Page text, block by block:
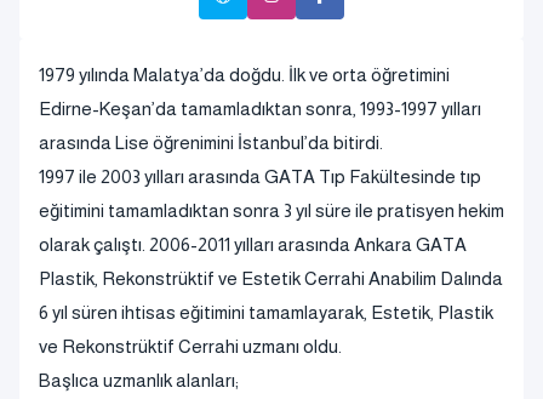
1979 yılında Malatya’da doğdu. İlk ve orta öğretimini
Edirne-Keşan’da tamamladıktan sonra, 1993-1997 yılları
arasında Lise öğrenimini İstanbul’da bitirdi.
1997 ile 2003 yılları arasında GATA Tıp Fakültesinde tıp
eğitimini tamamladıktan sonra 3 yıl süre ile pratisyen hekim
olarak çalıştı. 2006-2011 yılları arasında Ankara GATA
Plastik, Rekonstrüktif ve Estetik Cerrahi Anabilim Dalında
6 yıl süren ihtisas eğitimini tamamlayarak, Estetik, Plastik
ve Rekonstrüktif Cerrahi uzmanı oldu.
Başlıca uzmanlık alanları;